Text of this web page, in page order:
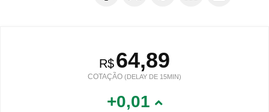
R$64,89
COTAÇÃO (DELAY DE 15MIN)
+0,01